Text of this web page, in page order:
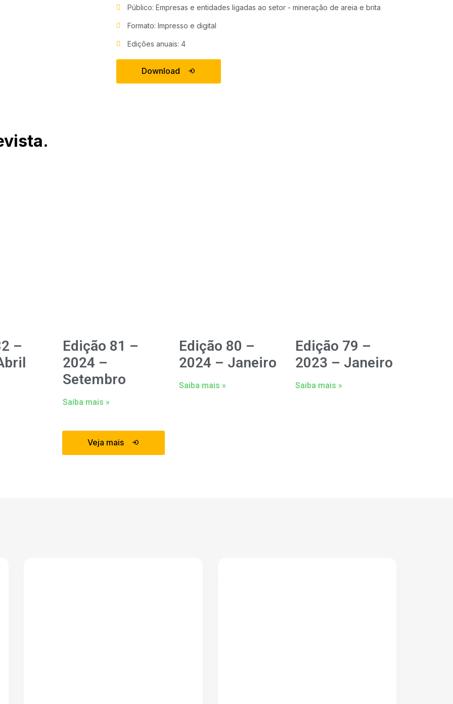
Público: Empresas e entidades ligadas ao setor - mineração de areia e brita
Formato: Impresso e digital
Edições anuais: 4
Download
–
Edição 81 –
2024 –
Setembro
Saiba mais »
Edição 80 –
2024 – Janeiro
Saiba mais »
Edição 79 –
2023 – Janeiro
Saiba mais »
Veja mais